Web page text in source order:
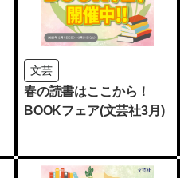
文芸
春の読書はここから！
BOOKフェア(文芸社3月)